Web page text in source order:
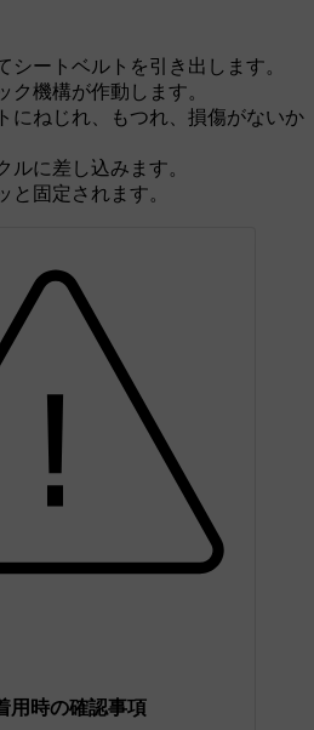
シートベルトを引き出します。
ク機構が作動します。
にねじれ、もつれ、損傷がないか
ルに差し込みます。
と固定されます。
用時の確認事項